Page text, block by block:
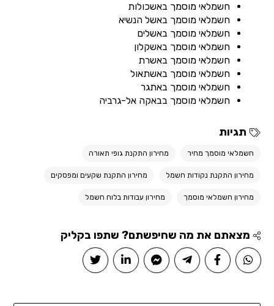
חשמלאי מוסמך באשכולות
חשמלאי מוסמך באשל הנשיא
חשמלאי מוסמך באשלים
חשמלאי מוסמך באשקלון
חשמלאי מוסמך באשרת
חשמלאי מוסמך באשתאול
חשמלאי מוסמך באתגר
חשמלאי מוסמך בבאקה אל-גרביה
תגיות
חשמלאי מוסמך מחיר מחירון התקנת גופי תאורה
מחירון התקנת נקודות חשמל מחירון התקנת שקעים ומפסקים
מחירון חשמלאי מוסמך מחירון עבודות בלוח חשמל
מצאתם את מה שחיפשתם? שתפו בקליק